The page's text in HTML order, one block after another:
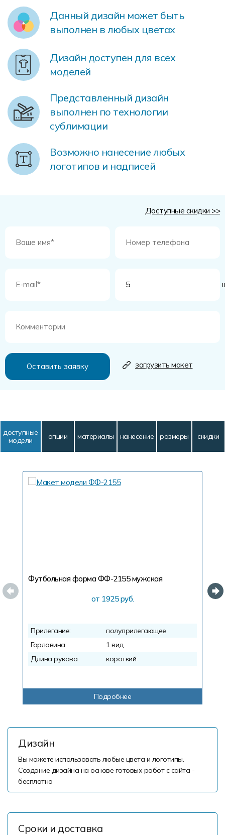
Данный дизайн может быть
выполнен в любых цветах
Дизайн доступен для всех
моделей
Представленный дизайн
выполнен по технологии
сублимации
Возможно нанесение любых
логотипов и надписей
Доступные скидки >>
загрузить макет
доступные
модели
опции материалы нанесение размеры скидки
Футбольная форма ФФ-2155мужская
от 1925 руб.
Прилегание:
полуприлегающее
Горловина:
1 вид
Длина рукава:
короткий
Подробнее
Дизайн
Вы можете использовать любые цвета и логотипы.
Создание дизайна на основе готовых работ с сайта -
бесплатно
Сроки и доставка
Форма в наличии
Распродажа
Статьи
Реквизиты
Система скидок и наценок
Пользовательское соглашение
Доставка